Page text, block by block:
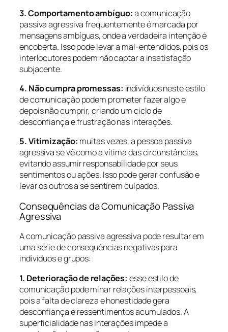
3. Comportamento ambíguo:a comunicação
passiva agressiva frequentemente é marcada por
mensagens ambíguas, onde a verdadeira intenção é
encoberta. Isso pode levar a mal-entendidos, pois os
interlocutores podem não captar a insatisfação
subjacente.
4. Não cumpra promessas: indivíduos neste estilo
de comunicação podem prometer fazer algo e
depois não cumprir, criando um ciclo de
desconfiança e frustração nas interações.
5. Vitimização: muitas vezes, a pessoa passiva
agressiva se vê como a vítima das circunstâncias,
evitando assumir responsabilidade por seus
sentimentos ou ações. Isso pode gerar confusão e
levar os outros a se sentirem culpados.
Consequências da Comunicação Passiva
Agressiva
A comunicação passiva agressiva pode resultar em
uma série de consequências negativas para
indivíduos e grupos:
1. Deterioração de relações: esse estilo de
comunicação pode minar relações interpessoais,
pois a falta de clareza e honestidade gera
desconfiança e ressentimentos acumulados. A
superficialidade nas interações impede a